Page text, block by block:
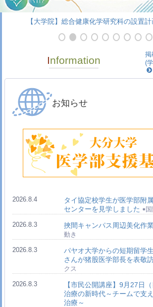
【大学院】総合健康化学研究科の設置
Information 掲
(
お知らせ
2026.8.4
タイ協定校学生が医学部附
センターを見学しました
2026.8.3 挾間キャンパス周辺美化作
動き
2026.8.3
パヤオ大学からの短期留学
さんが猪股医学部長を表敬
クス
2026.8.3
【市民公開講座】9月27日
治療の新時代～チームで支
治療～